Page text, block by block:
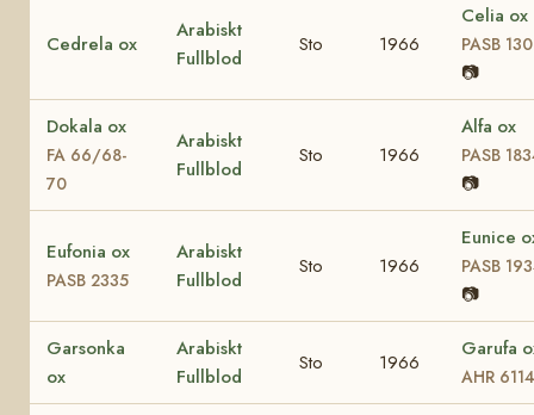
Cedrela ox
Arabiskt
Fullblod
Sto 1966
Celia ox
PASB
📷
Dokala ox
FA 66/68-
70
Arabiskt
Fullblod
Sto 1966
Alfa ox
PASB
📷
Eufonia ox
PASB 2335
Arabiskt
Fullblod
Sto 1966
Eunice
PASB
📷
Garsonka
ox
Arabiskt
Fullblod
Sto 1966
Garufa
AHR